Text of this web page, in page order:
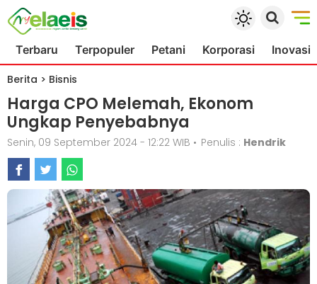
Terbaru Terpopuler Petani Korporasi Inovasi
Berita > Bisnis
Harga CPO Melemah, Ekonom
Ungkap Penyebabnya
Senin, 09 September 2024 - 12:22 WIB • Penulis : Hendrik